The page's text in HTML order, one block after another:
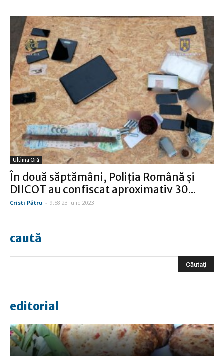
Ultima Oră
În două săptămâni, Poliţia Română şi
DIICOT au confiscat aproximativ 30...
Cristi Pătru - 9:58 23 iulie 2023
caută
editorial